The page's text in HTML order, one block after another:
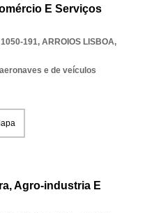
E Serviços
191, ARROIOS LISBOA,
e de veículos
Agro-industria E